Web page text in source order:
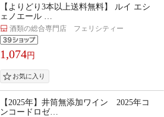
【よりどり3本以上送料無料】 ルイ エシ
ェノエール …
酒類の総合専門店 フェリシティー
1,074円
【2025年】井筒無添加ワイン 2025年コ
ンコードロゼ…